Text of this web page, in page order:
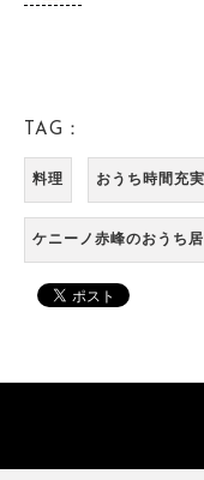
TAG：
料理 おうち時間充
ケニーノ赤峰のおうち